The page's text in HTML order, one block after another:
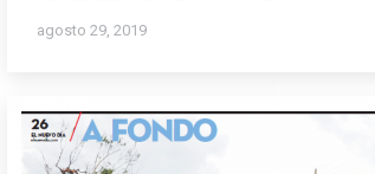
agosto 29, 2019